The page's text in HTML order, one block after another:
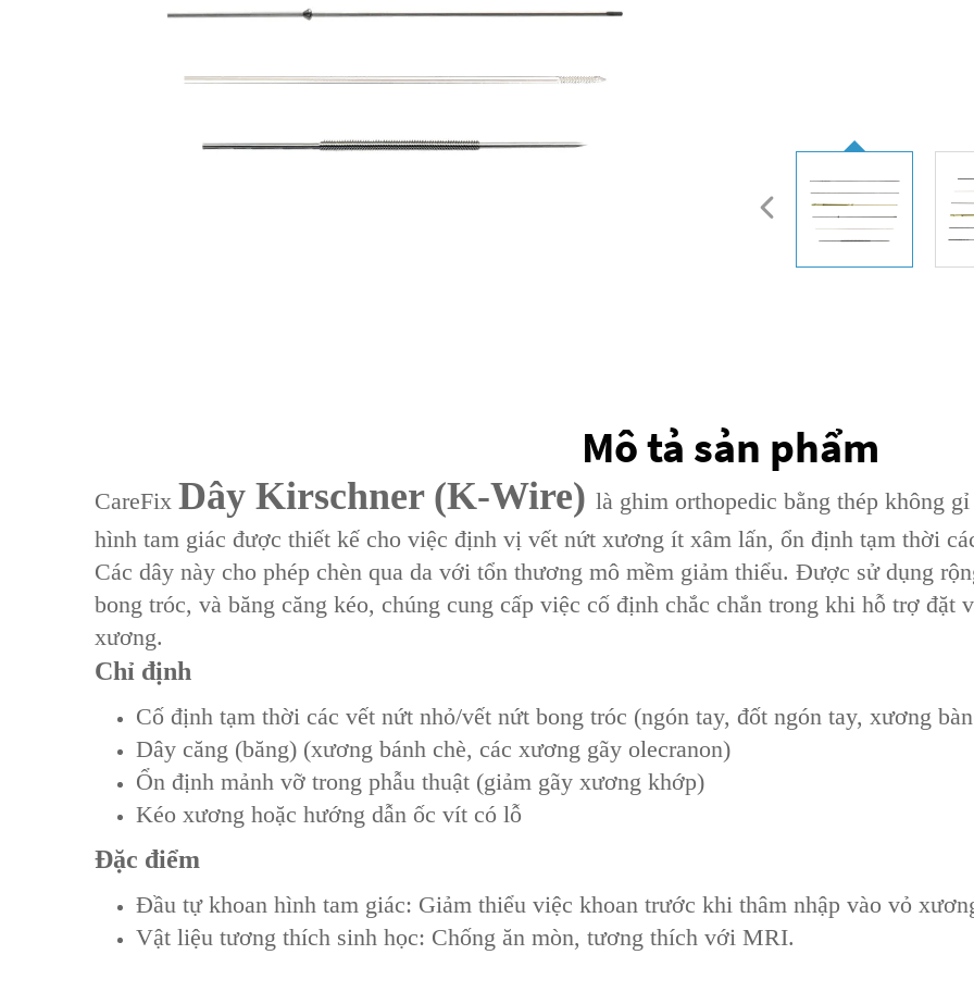
Mô tả sản phẩm
CareFix Dây Kirschner (K-Wire)‌ là ‌ghim orthopedic bằng thép không
‌hình tam giác‌ được thiết kế cho việc ‌định vị vết nứt xương ít xâm lấn‌, ‌ổn định tạm thời
Các dây này cho phép ‌chèn qua da‌ với tổn thương mô mềm giảm thiểu. Được sử dụng
bong tróc‌, và ‌băng căng kéo‌, chúng cung cấp ‌việc cố định chắc chắn‌ trong khi hỗ trợ ‌đặt
xương‌.
Chỉ định‌
Cố định tạm thời các vết nứt nhỏ/vết nứt bong tróc (ngón tay, đốt ngón tay, xương
Dây căng (băng) (xương bánh chè, các xương gãy olecranon)
Ổn định mảnh vỡ trong phẫu thuật (giảm gãy xương khớp)
Kéo xương hoặc hướng dẫn ốc vít có lỗ
Đặc điểm
‌Đầu tự khoan hình tam giác‌: Giảm thiểu việc khoan trước khi thâm nhập vào vỏ
Vật liệu tương thích sinh học‌: Chống ăn mòn, tương thích với MRI.